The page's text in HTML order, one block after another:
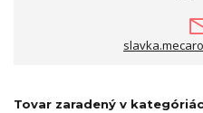
Tovar zaradený v